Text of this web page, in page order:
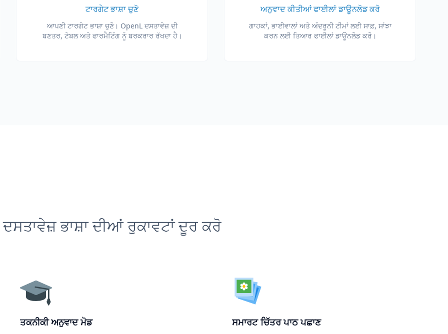
ਟਾਰਗੇਟ ਭਾਸ਼ਾ ਚੁਣੋ
ਆਪਣੀ ਟਾਰਗੇਟ ਭਾਸ਼ਾ ਚੁਣੋ। OpenL ਦਸਤਾਵੇਜ਼ ਦੀ
ਬਣਤਰ, ਟੇਬਲ ਅਤੇ ਫਾਰਮੈਟਿੰਗ ਨੂੰ ਬਰਕਰਾਰ ਰੱਖਦਾ ਹੈ।
ਅਨੁਵਾਦ ਕੀਤੀਆਂ ਫਾਈਲਾਂ ਡਾਊਨਲੋਡ ਕਰੋ
ਗਾਹਕਾਂ, ਭਾਈਵਾਲਾਂ ਅਤੇ ਅੰਦਰੂਨੀ ਟੀਮਾਂ ਲਈ ਸਾਫ਼, ਸਾਂਝਾ
ਕਰਨ ਲਈ ਤਿਆਰ ਫਾਈਲਾਂ ਡਾਊਨਲੋਡ ਕਰੋ।
ਦਸਤਾਵੇਜ਼ ਭਾਸ਼ਾ ਦੀਆਂ ਰੁਕਾਵਟਾਂ ਦੂਰ ਕਰੋ
ਤਕਨੀਕੀ ਅਨੁਵਾਦ ਮੋਡ ਸਮਾਰਟ ਚਿੱਤਰ ਪਾਠ ਪਛਾਣ